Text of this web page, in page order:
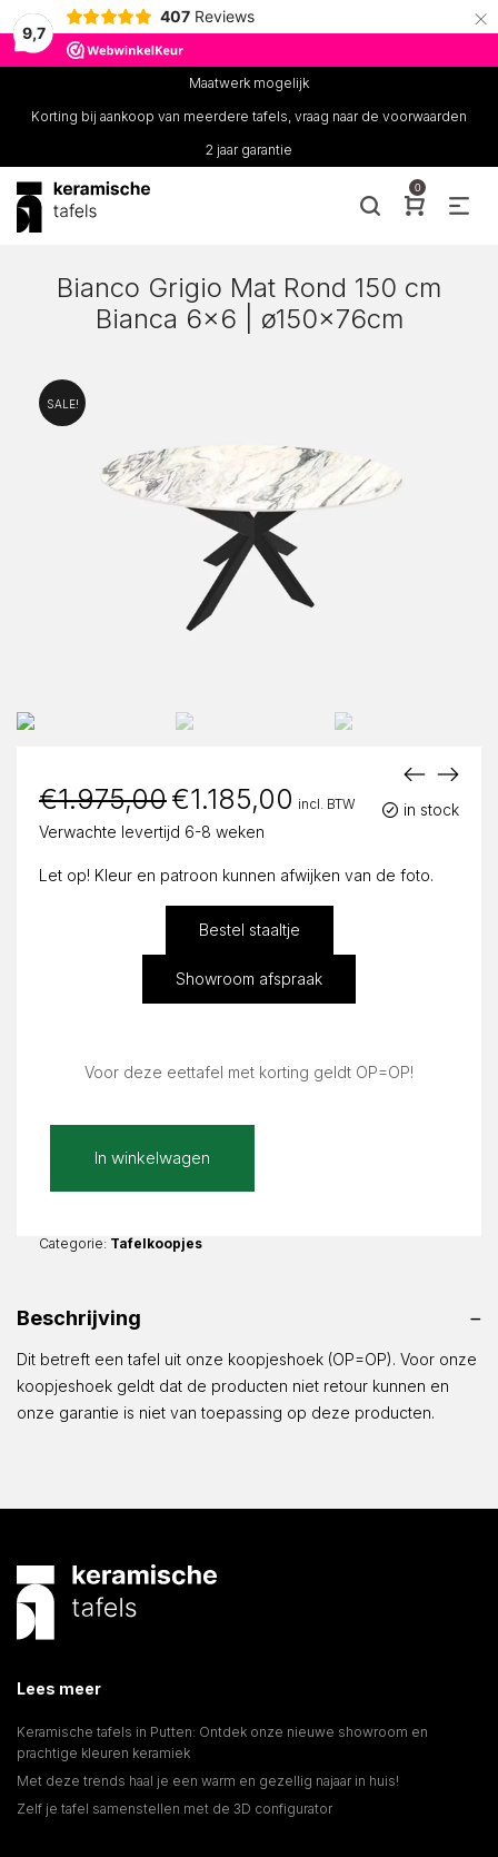
9,7
407 Reviews ×
Maatwerk mogelijk
Korting bij aankoop van meerdere tafels, vraag naar de voorwaarden
2 jaar garantie
0
Bianco Grigio Mat Rond 150 cm
Bianca 6×6 | ø150x76cm
SALE!
in stock
€1.975,00 Oorspronkelijke
prijs
was:
€1.975,00.
€1.185,00 prijs
incl. BTW
Verwachte levertijd 6-8 weken
Let op! Kleur en patroon kunnen afwijken van de foto.
Bestel staaltje
Showroom afspraak
Voor deze eettafel met korting geldt OP=OP!
Mat
150
6x6
|
ø150x76cm
In winkelwagen
Categorie: Tafelkoopjes
Beschrijving
Dit betreft een tafel uit onze koopjeshoek (OP=OP). Voor onze
koopjeshoek geldt dat de producten niet retour kunnen en
onze garantie is niet van toepassing op deze producten.
Lees meer
Keramische tafels in Putten: Ontdek onze nieuwe showroom en
prachtige kleuren keramiek
Met deze trends haal je een warm en gezellig najaar in huis!
Zelf je tafel samenstellen met de 3D configurator